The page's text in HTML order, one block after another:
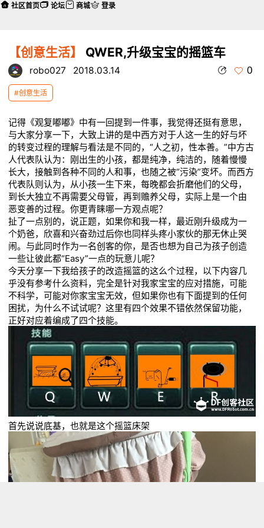
【创意生活】 QWER,升级宝宝的摇篮车
robo027 2018.03.14 0
#创意生活
记得《观复嘟嘟》中有一回提到一件事，我觉得还挺有意思，
与大家分享一下，大致上讲的是中西方对于人这一生的好与坏
的转变过程的理解与看法是不同的，“人之初，性本善。”中方古
人代表队认为：刚出生的小孩，都是纯净，纯洁的，随着慢慢
长大，接触到各种不同的人和事，也随之被“污染”变坏。而西方
代表队则认为，从小孩一生下来，每晚都会折磨他们的父母，
到长大独立不再需要父母管，再到赡养父母，实际上是一个由
恶变善的过程。你更青睐哪一方观点呢？
扯了一点别的，说正题，如果你和我一样，最近刚升级成为一
个奶爸，欣喜和兴奋劲过后你也同样头疼小家伙的那无休止哭
闹。与此同时作为一名创客的你，是否也想为自己为孩子创造
一些让彼此都“Easy”一点的玩意儿呢？
今天分享一下我给孩子的改造摇篮的这么个过程，以下内容几
乎没有参考什么资料，完全是针对我家宝宝的应对措施，可能
不科学，可能对你家宝宝无效，但如果你也有下面提到的任何
困扰，为什么不试试呢？这里有四个效果不错依然保留功能，
正好对应着编成了四个技能。
首先说说底基，也就是这个摇篮床架
社区首页 论坛 商城 登录